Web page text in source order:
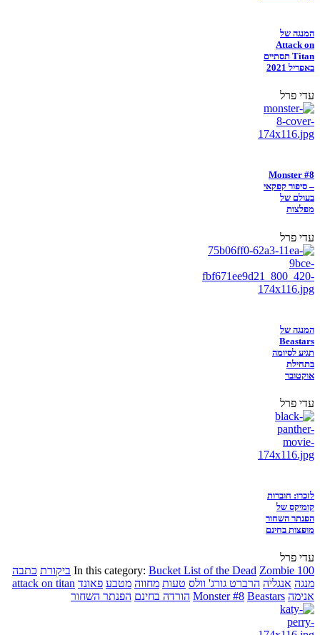
המנגה של
Attack on
Titan תסתיים
באפריל 2021
עדי פרל
Monster #8
– סיפור קפקאי
בעולם של
מפלצות
עדי פרל
המנגה של
Beastars
תגיע לסיומה
בתחילת
אוקטובר
עדי פרל
לזכרו: חוברות
קומיקס של
הפנתר השחור
מופצות בחינם
עדי פרל
In this category: Bucket List of the Dead Zombie 100 ביקורת כתבה
מנגה אנגליה הרברט גורג' וולס טעות מחווה מטבע פאונד attack on titan
אנימה
Monster #8 Beastars הורדה בחינם הפנתר השחור